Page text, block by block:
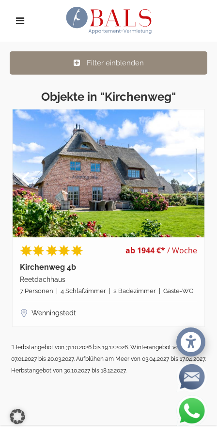
Filter einblenden
Objekte in "Kirchenweg"
ab 1944 €*/ Woche
Kirchenweg 4b
Reetdachhaus
7 Personen | 4 Schlafzimmer | 2 Badezimmer | Gäste-WC
Wenningstedt
*Herbstangebot von 31.10.2026 bis 19.12.2026. Winterangebot von
07.01.2027 bis 20.03.2027. Aufblühen am Meer von 03.04.2027 bis 17.04.2027.
Herbstangebot von 30.10.2027 bis 18.12.2027.